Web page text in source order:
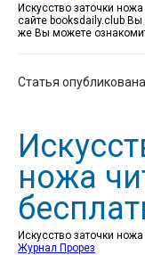
сайте booksdaily.club Вы
же Вы можете
Статья
ножа
Искусство заточки
Журнал Прорез